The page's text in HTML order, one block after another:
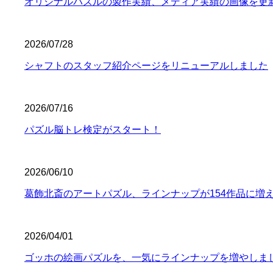
2026/07/28
シャフトのスタッフ紹介ページをリニューアルしました
2026/07/16
パズル脳トレ検定がスタート！
2026/06/10
葛飾北斎のアートパズル、ラインナップが154作品に増
2026/04/01
ゴッホの絵画パズルを、一気にラインナップを増やしま